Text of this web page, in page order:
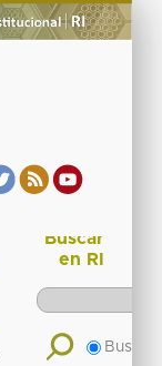
Buscar
en RI
Buscar